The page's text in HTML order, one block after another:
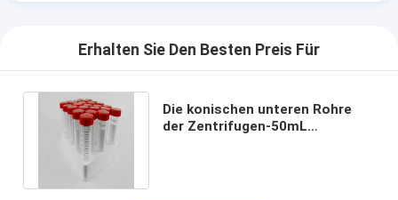
Erhalten Sie Den Besten Preis Für
Die konischen unteren Rohre
der Zentrifugen-50mL